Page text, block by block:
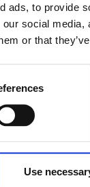
ads, to provide
social
or that
Use
πώς
στην
και να